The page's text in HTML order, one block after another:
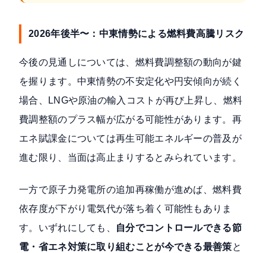
2026年後半〜：中東情勢による燃料費高騰リスク
今後の見通しについては、燃料費調整額の動向が鍵
を握ります。中東情勢の不安定化や円安傾向が続く
場合、LNGや原油の輸入コストが再び上昇し、燃料
費調整額のプラス幅が広がる可能性があります。再
エネ賦課金については再生可能エネルギーの普及が
進む限り、当面は高止まりするとみられています。
一方で原子力発電所の追加再稼働が進めば、燃料費
依存度が下がり電気代が落ち着く可能性もありま
す。いずれにしても、
自分でコントロールできる節
電・省エネ対策に取り組むことが今できる最善策と